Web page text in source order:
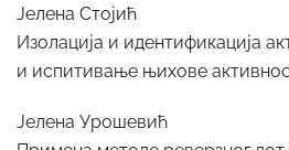
Јелена Стојић
Изолација и идентификација
и испитивање њихове
Јелена Урошевић